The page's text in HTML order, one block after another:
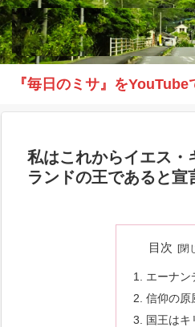
『毎日のミサ』を
私はこれからイエス・
ランドの王であると宣
目次
エーナン
信仰の原
国王はキ